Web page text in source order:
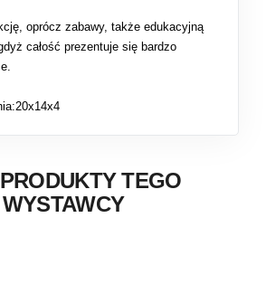
oprócz zabawy, także edukacyjną
całość prezentuje się bardzo
TEGO
WYSTAWCY